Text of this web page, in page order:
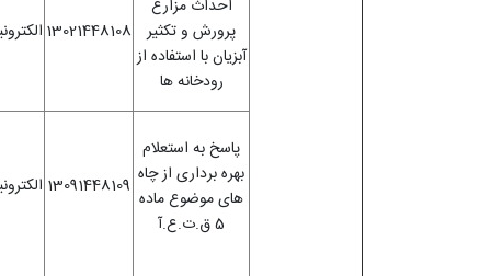
13021448108
احداث مزارع
پرورش و تکثیر
آبزیان با استفاده از
رودخانه ها
13091448109
پاسخ به استعلام
بهره برداری از چاه
های موضوع ماده
5ق.ت.ع.آ